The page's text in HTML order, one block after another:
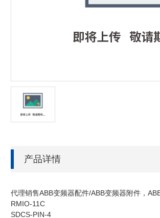
产品详情
代理销售ABB变频器配件/ABB变频器附件，
RMIO-11C
SDCS-PIN-4